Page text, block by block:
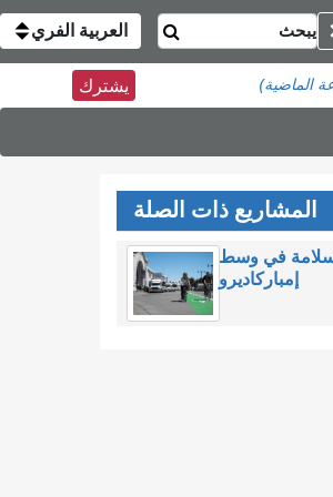
العربية الفري
يشترك
المشاريع ذات الصلة
في وسط
إمباركاديرو